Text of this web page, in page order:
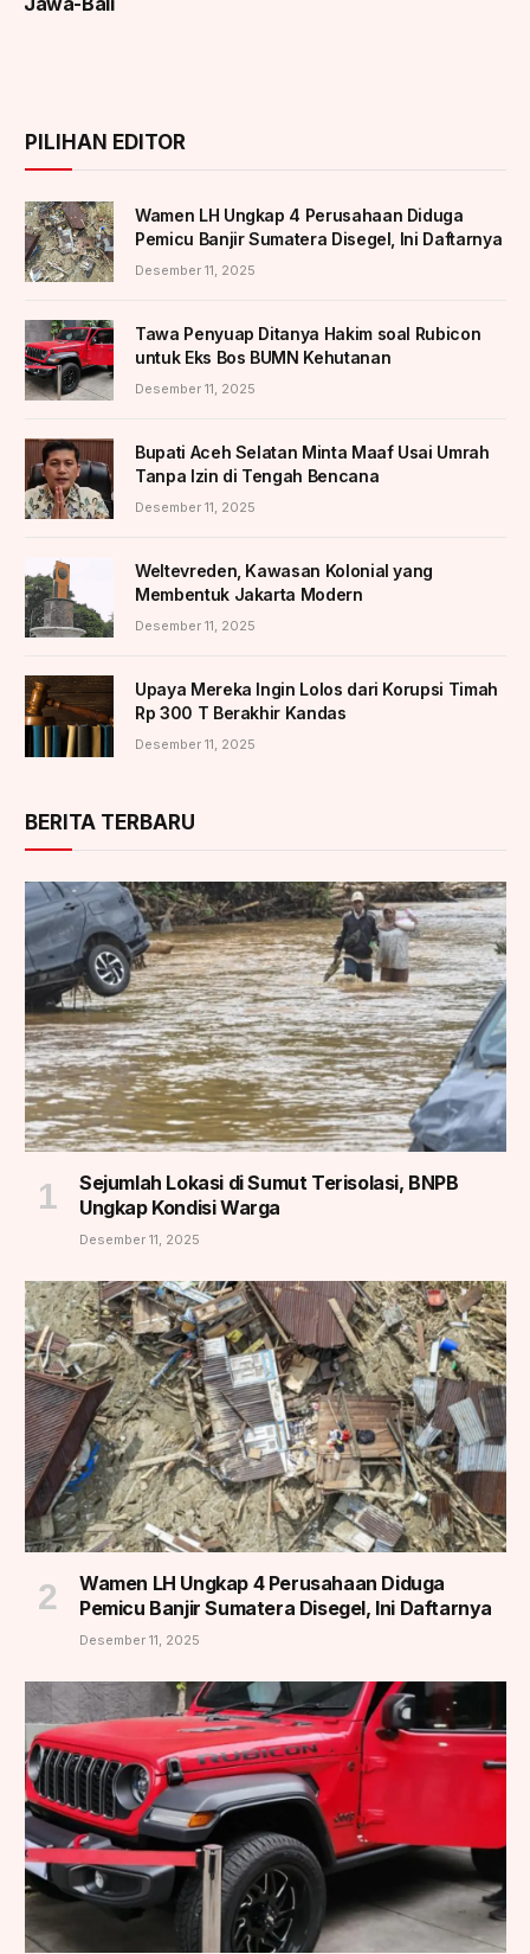
PILIHAN EDITOR
Wamen LH Ungkap 4 Perusahaan Diduga
Pemicu Banjir Sumatera Disegel, Ini Daftarnya
Desember 11, 2025
Tawa Penyuap Ditanya Hakim soal Rubicon
untuk Eks Bos BUMN Kehutanan
Desember 11, 2025
Bupati Aceh Selatan Minta Maaf Usai Umrah
Tanpa Izin di Tengah Bencana
Desember 11, 2025
Weltevreden, Kawasan Kolonial yang
Membentuk Jakarta Modern
Desember 11, 2025
Upaya Mereka Ingin Lolos dari Korupsi Timah
Rp 300 T Berakhir Kandas
Desember 11, 2025
BERITA TERBARU
Sejumlah Lokasi di Sumut Terisolasi, BNPB
Ungkap Kondisi Warga
Desember 11, 2025
Wamen LH Ungkap 4 Perusahaan Diduga
Pemicu Banjir Sumatera Disegel, Ini Daftarnya
Desember 11, 2025